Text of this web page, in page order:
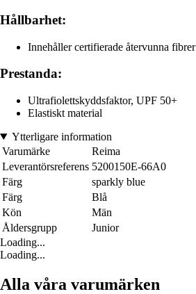
Hållbarhet:
Innehåller certifierade återvunna fibrer
Prestanda:
Ultrafiolettskyddsfaktor, UPF 50+
Elastiskt material
Ytterligare information
Varumärke
Reima
Leverantörsreferens 5200150E-66A0
Färg
sparkly blue
Färg
Blå
Kön
Män
Åldersgrupp
Junior
Loading...
Loading...
Alla våra varumärken